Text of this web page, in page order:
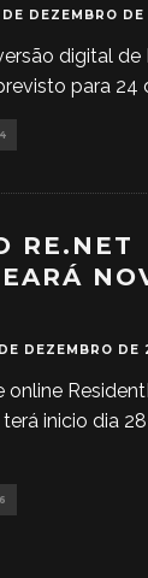
DEZEMBRO DE
digital de
para 24
4
RE.NET
DEZEMBRO DE
online
inicio dia
6